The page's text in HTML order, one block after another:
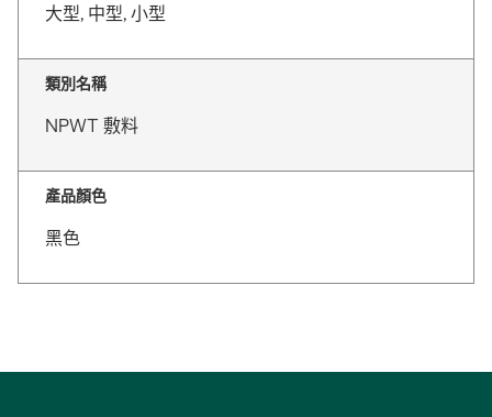
大型, 中型, 小型
類別名稱
NPWT 敷料
產品顏色
黑色